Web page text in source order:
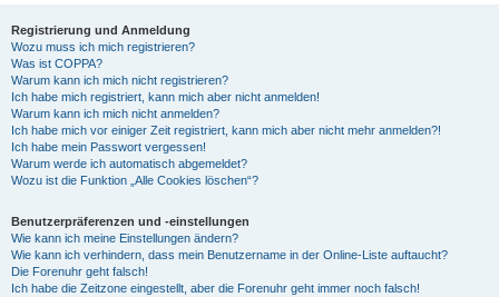
Registrierung und Anmeldung
Wozu muss ich mich registrieren?
Was ist COPPA?
Warum kann ich mich nicht registrieren?
Ich habe mich registriert, kann mich aber nicht anmelden!
Warum kann ich mich nicht anmelden?
Ich habe mich vor einiger Zeit registriert, kann mich aber nicht mehr anmelden?!
Ich habe mein Passwort vergessen!
Warum werde ich automatisch abgemeldet?
Wozu ist die Funktion „Alle Cookies löschen“?
Benutzerpräferenzen und -einstellungen
Wie kann ich meine Einstellungen ändern?
Wie kann ich verhindern, dass mein Benutzername in der Online-Liste auftaucht?
Die Forenuhr geht falsch!
Ich habe die Zeitzone eingestellt, aber die Forenuhr geht immer noch falsch!